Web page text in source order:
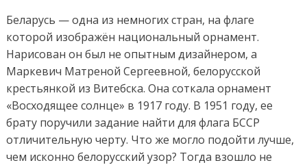
Беларусь — одна из немногих стран, на флаге
которой изображён национальный орнамент.
Нарисован он был не опытным дизайнером, а
Маркевич Матреной Сергеевной, белорусской
крестьянкой из Витебска. Она соткала орнамент
«Восходящее солнце» в 1917 году. В 1951 году, ее
брату поручили задание найти для флага БССР
отличительную черту. Что же могло подойти лучше,
чем исконно белорусский узор? Тогда взошло не